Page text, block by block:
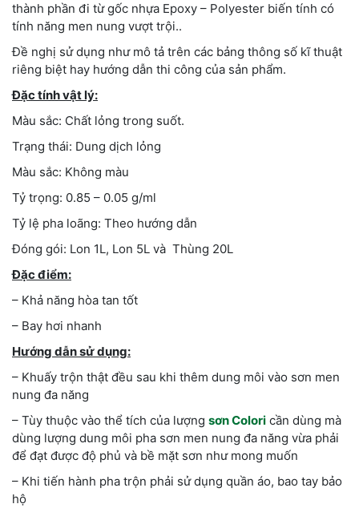
thành phần đi từ gốc nhựa Epoxy – Polyester biến tính có
tính năng men nung vượt trội..
Đề nghị sử dụng như mô tả trên các bảng thông số kĩ thuật
riêng biệt hay hướng dẫn thi công của sản phẩm.
Đặc tính vật lý:
Màu sắc: Chất lỏng trong suốt.
Trạng thái: Dung dịch lỏng
Màu sắc: Không màu
Tỷ trọng: 0.85 – 0.05 g/ml
Tỷ lệ pha loãng: Theo hướng dẫn
Đóng gói: Lon 1L, Lon 5L và Thùng 20L
Đặc điểm:
– Khả năng hòa tan tốt
– Bay hơi nhanh
Hướng dẫn sử dụng:
– Khuấy trộn thật đều sau khi thêm dung môi vào sơn men
nung đa năng
– Tùy thuộc vào thể tích của lượng sơn Colori cần dùng mà
dùng lượng dung môi pha sơn men nung đa năng vừa phải
để đạt được độ phủ và bề mặt sơn như mong muốn
– Khi tiến hành pha trộn phải sử dụng quần áo, bao tay bảo
hộ